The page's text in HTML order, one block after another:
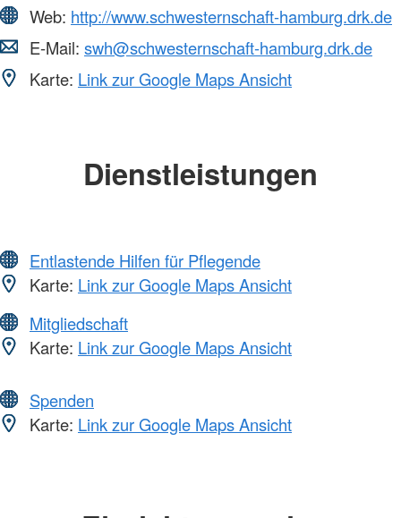
Web: http://www.schwesternschaft-hamburg.drk.de
E-Mail: swh@schwesternschaft-hamburg.drk.de
Karte: Link zur Google Maps Ansicht
Dienstleistungen
Entlastende Hilfen für Pflegende
Karte: Link zur Google Maps Ansicht
Mitgliedschaft
Karte: Link zur Google Maps Ansicht
Spenden
Karte: Link zur Google Maps Ansicht